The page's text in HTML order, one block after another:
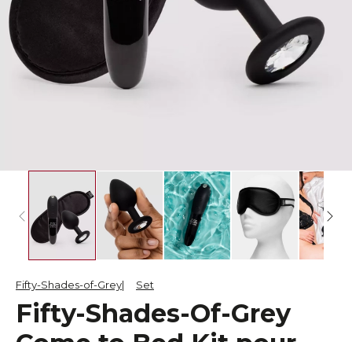
Fifty-Shades-of-Grey Set
Fifty-Shades-Of-Grey